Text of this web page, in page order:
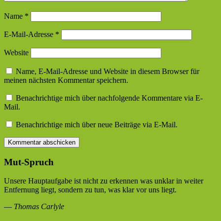
Name *
E-Mail-Adresse *
Website
Name, E-Mail-Adresse und Website in diesem Browser für
meinen nächsten Kommentar speichern.
Benachrichtige mich über nachfolgende Kommentare via E-
Mail.
Benachrichtige mich über neue Beiträge via E-Mail.
Mut-Spruch
Unsere Hauptaufgabe ist nicht zu erkennen was unklar in weiter
Entfernung liegt, sondern zu tun, was klar vor uns liegt.
— Thomas Carlyle